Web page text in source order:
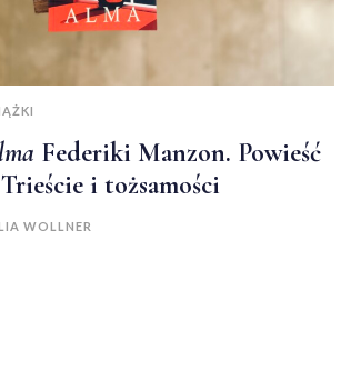
Federiki Manzon. Powieść
i tożsamości
WOLLNER